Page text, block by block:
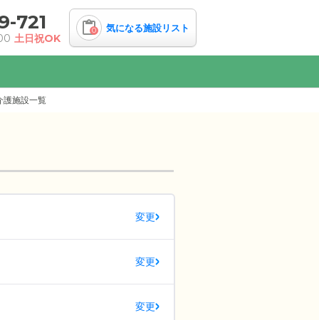
721
土日祝OK
0 気になる施設リスト
護施設一覧
変更
変更
変更